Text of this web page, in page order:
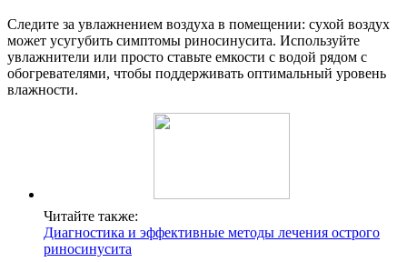
Следите за увлажнением воздуха в помещении: сухой воздух
может усугубить симптомы риносинусита. Используйте
увлажнители или просто ставьте емкости с водой рядом с
обогревателями, чтобы поддерживать оптимальный уровень
влажности.
Читайте также:
Диагностика и эффективные методы лечения острого
риносинусита